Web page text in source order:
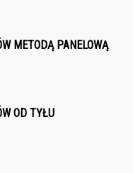
METODĄ PANELOWĄ
OD TYŁU